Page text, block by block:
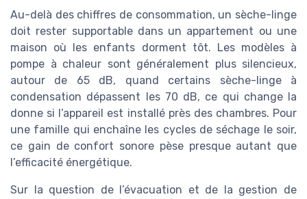
Au-delà des chiffres de consommation, un sèche-linge
doit rester supportable dans un appartement ou une
maison où les enfants dorment tôt. Les modèles à
pompe à chaleur sont généralement plus silencieux,
autour de 65 dB, quand certains sèche-linge à
condensation dépassent les 70 dB, ce qui change la
donne si l’appareil est installé près des chambres. Pour
une famille qui enchaîne les cycles de séchage le soir,
ce gain de confort sonore pèse presque autant que
l’efficacité énergétique.
Sur la question de l’évacuation et de la gestion de